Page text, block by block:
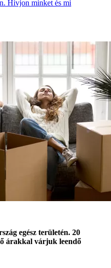
Hívjon minket és mi
egész területén. 20
árakkal várjuk leendő